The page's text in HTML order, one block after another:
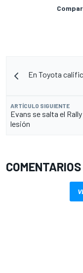
En Toyota
ARTÍCULO SIGUIENTE
Evans se salta el
lesión